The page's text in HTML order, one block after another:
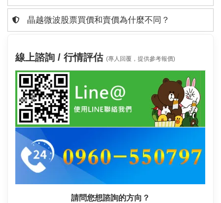
晶越微波股票買價和賣價為什麼不同？
線上諮詢 / 行情評估 (專人回覆，提供參考報價)
請問您想諮詢的方向？